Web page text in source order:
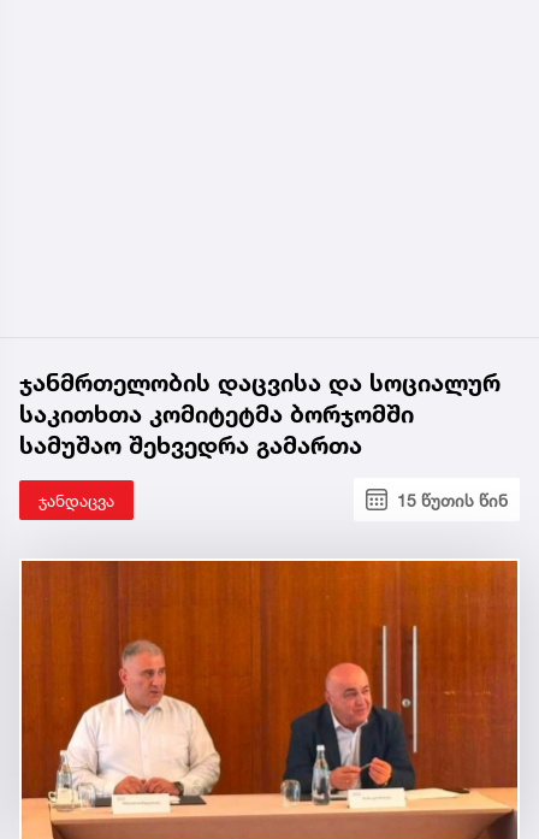
ჯანმრთელობის დაცვისა და სოციალურ
საკითხთა კომიტეტმა ბორჯომში
სამუშაო შეხვედრა გამართა
ჯანდაცვა 15 წუთის წინ